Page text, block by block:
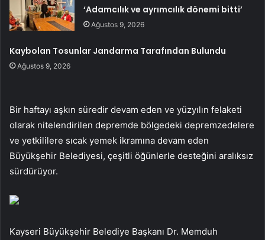
‘Adamcılık ve ayrımcılık dönemi bitti’
Ağustos 9, 2026
Kaybolan Tosunlar Jandarma Tarafından Bulundu
Ağustos 9, 2026
Bir haftayı aşkın süredir devam eden ve yüzyılın felaketi
olarak nitelendirilen depremde bölgedeki depremzedelere
ve yetkililere sıcak yemek ikramına devam eden
Büyükşehir Belediyesi, çeşitli öğünlerle desteğini aralıksız
sürdürüyor.
Kayseri Büyükşehir Belediye Başkanı Dr. Memduh